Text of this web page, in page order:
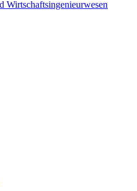
Wirtschaftsingenieurwesen